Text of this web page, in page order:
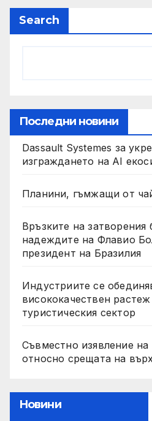
Search
Последни новини
Dassault Systemes за
изграждането на AI
Планини, гъмжащи от
Връзките на затворения
надеждите на Флавио
президент на Бразилия
Индустриите се
висококачествен
туристическия сектор
Съвместно изявление
относно срещата на
Новини